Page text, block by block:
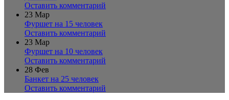
Оставить комментарий
23 Мар
Фуршет на 15 человек
Оставить комментарий
23 Мар
Фуршет на 10 человек
Оставить комментарий
28 Фев
Банкет на 25 человек
Оставить комментарий